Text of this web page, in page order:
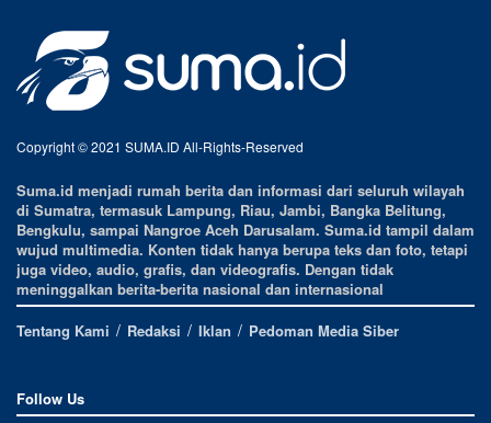
Copyright © 2021 SUMA.ID All-Rights-Reserved
Suma.id menjadi rumah berita dan informasi dari seluruh wilayah
di Sumatra, termasuk Lampung, Riau, Jambi, Bangka Belitung,
Bengkulu, sampai Nangroe Aceh Darusalam. Suma.id tampil dalam
wujud multimedia. Konten tidak hanya berupa teks dan foto, tetapi
juga video, audio, grafis, dan videografis. Dengan tidak
meninggalkan berita-berita nasional dan internasional
Tentang Kami
Redaksi Iklan Pedoman Media Siber
Follow Us